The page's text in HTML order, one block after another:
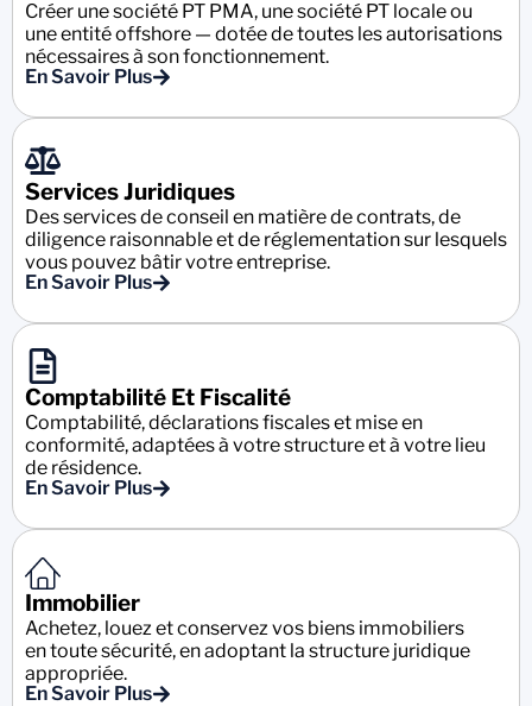
Créer une société PT PMA, une société PT locale ou
une entité offshore — dotée de toutes les autorisations
nécessaires à son fonctionnement.
En Savoir Plus
Services Juridiques
Des services de conseil en matière de contrats, de
diligence raisonnable et de réglementation sur lesquels
vous pouvez bâtir votre entreprise.
En Savoir Plus
Comptabilité Et Fiscalité
Comptabilité, déclarations fiscales et mise en
conformité, adaptées à votre structure et à votre lieu
de résidence.
En Savoir Plus
Immobilier
Achetez, louez et conservez vos biens immobiliers
en toute sécurité, en adoptant la structure juridique
appropriée.
En Savoir Plus